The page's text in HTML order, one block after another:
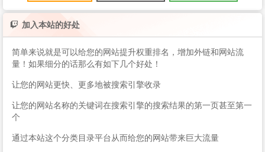
加入本站的好处
简单来说就是可以给您的网站提升权重排名，增加外链和网站流
量！如果细分的话那么有如下几个好处！
让您的网站更快、更多地被搜索引擎收录
让您的网站名称的关键词在搜索引擎的搜索结果的第一页甚至第一
个
通过本站这个分类目录平台从而给您的网站带来巨大流量